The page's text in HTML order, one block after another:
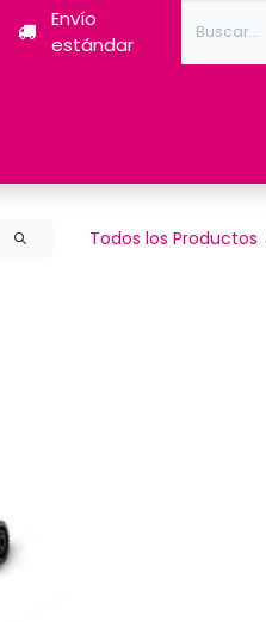
Envío
estándar
Todos los Productos